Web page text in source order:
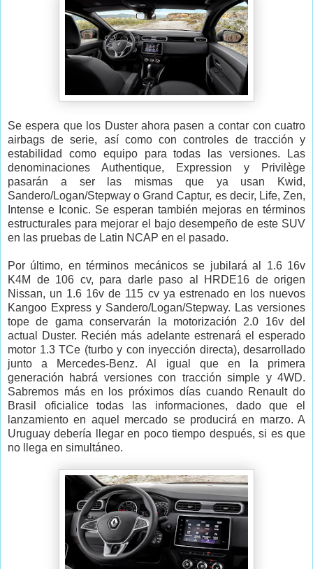
Se espera que los Duster ahora pasen a contar con cuatro
airbags de serie, así como con controles de tracción y
estabilidad como equipo para todas las versiones. Las
denominaciones Authentique, Expression y Privilège
pasarán a ser las mismas que ya usan Kwid,
Sandero/Logan/Stepway o Grand Captur, es decir, Life, Zen,
Intense e Iconic. Se esperan también mejoras en términos
estructurales para mejorar el bajo desempeño de este SUV
en las pruebas de Latin NCAP en el pasado.
Por último, en términos mecánicos se jubilará al 1.6 16v
K4M de 106 cv, para darle paso al HRDE16 de origen
Nissan, un 1.6 16v de 115 cv ya estrenado en los nuevos
Kangoo Express y Sandero/Logan/Stepway. Las versiones
tope de gama conservarán la motorización 2.0 16v del
actual Duster. Recién más adelante estrenará el esperado
motor 1.3 TCe (turbo y con inyección directa), desarrollado
junto a Mercedes-Benz. Al igual que en la primera
generación habrá versiones con tracción simple y 4WD.
Sabremos más en los próximos días cuando Renault do
Brasil oficialice todas las informaciones, dado que el
lanzamiento en aquel mercado se producirá en marzo. A
Uruguay debería llegar en poco tiempo después, si es que
no llega en simultáneo.